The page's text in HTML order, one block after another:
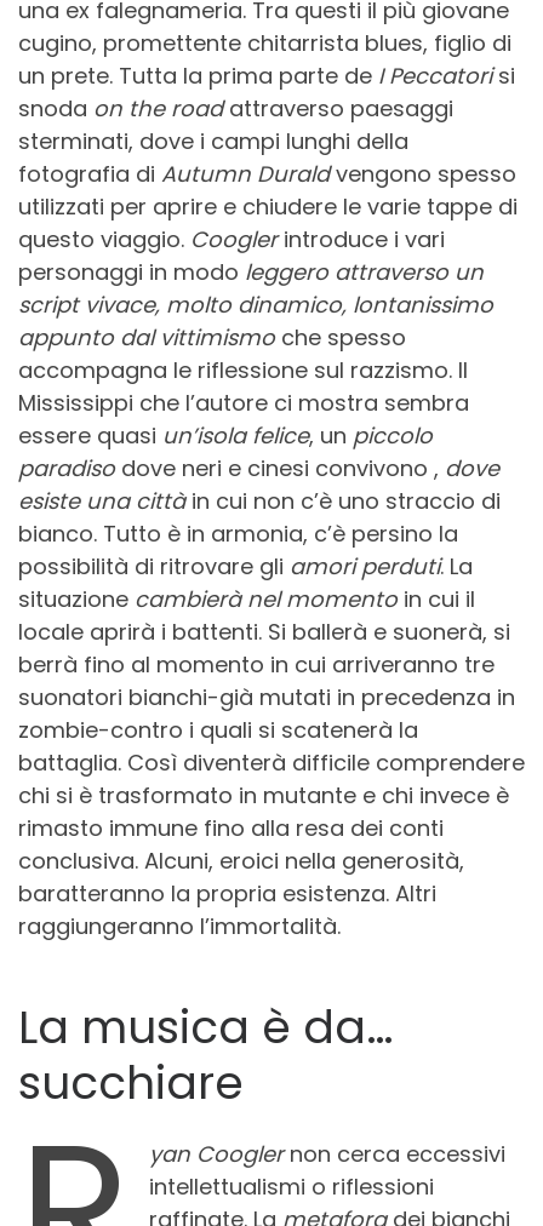
una ex falegnameria. Tra questi il più giovane
cugino, promettente chitarrista blues, figlio di
un prete. Tutta la prima parte de I Peccatorisi
snoda on the roadattraverso paesaggi
sterminati, dove i campi lunghi della
fotografia di Autumn Duraldvengono spesso
utilizzati per aprire e chiudere le varie tappe di
questo viaggio. Cooglerintroduce i vari
personaggi in modo leggero attraverso un
script vivace, molto dinamico, lontanissimo
appunto dal vittimismoche spesso
accompagna le riflessione sul razzismo. Il
Mississippi che l’autore ci mostra sembra
essere quasi un’isola felice, un piccolo
paradisodove neri e cinesi convivono , dove
esiste una città in cui non c’è uno straccio di
bianco. Tutto è in armonia, c’è persino la
possibilità di ritrovare gli amori perduti. La
situazione cambierà nel momento in cui il
locale aprirà i battenti. Si ballerà e suonerà, si
berrà fino al momento in cui arriveranno tre
suonatori bianchi-già mutati in precedenza in
zombie-contro i quali si scatenerà la
battaglia. Così diventerà difficile comprendere
chi si è trasformato in mutante e chi invece è
rimasto immune fino alla resa dei conti
conclusiva. Alcuni, eroici nella generosità,
baratteranno la propria esistenza. Altri
raggiungeranno l’immortalità.
La musica è da…
succhiare
yan Cooglernon cerca eccessivi
intellettualismi o riflessioni
raffinate. La metaforadei bianchi